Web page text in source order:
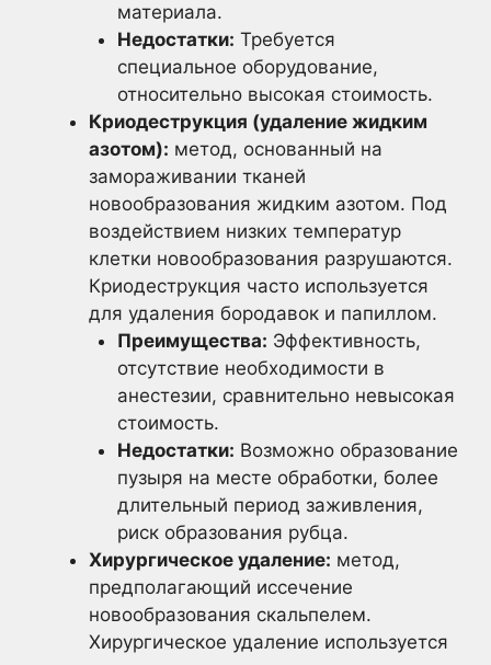
материала.
Недостатки: Требуется
специальное оборудование,
относительно высокая стоимость.
Криодеструкция (удаление жидким
азотом): метод, основанный на
замораживании тканей
новообразования жидким азотом. Под
воздействием низких температур
клетки новообразования разрушаются.
Криодеструкция часто используется
для удаления бородавок и папиллом.
Преимущества: Эффективность,
отсутствие необходимости в
анестезии, сравнительно невысокая
стоимость.
Недостатки: Возможно образование
пузыря на месте обработки, более
длительный период заживления,
риск образования рубца.
Хирургическое удаление: метод,
предполагающий иссечение
новообразования скальпелем.
Хирургическое удаление используется